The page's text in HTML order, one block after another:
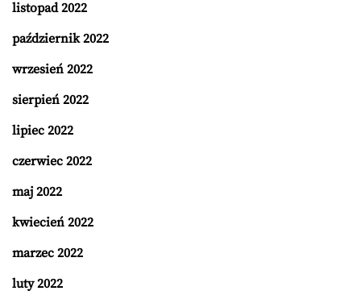
listopad 2022
październik 2022
wrzesień 2022
sierpień 2022
lipiec 2022
czerwiec 2022
maj 2022
kwiecień 2022
marzec 2022
luty 2022